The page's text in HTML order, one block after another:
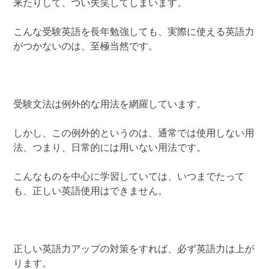
来たりして、つい失笑してしまいます。
こんな受験英語を長年勉強しても、実際に使える英語力
がつかないのは、至極当然です。
受験文法は例外的な用法を網羅しています。
しかし、この例外的というのは、通常では使用しない用
法、つまり、日常的には用いない用法です。
こんなものを中心に学習していては、いつまでたって
も、正しい英語使用はできません。
正しい英語力アップの対策をすれば、必ず英語力は上が
ります。